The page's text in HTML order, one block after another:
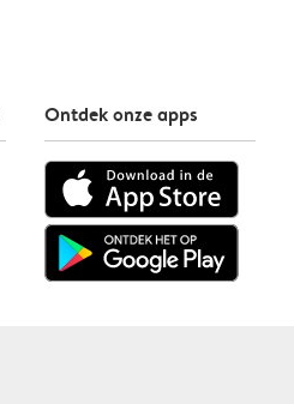
Ontdek onze apps